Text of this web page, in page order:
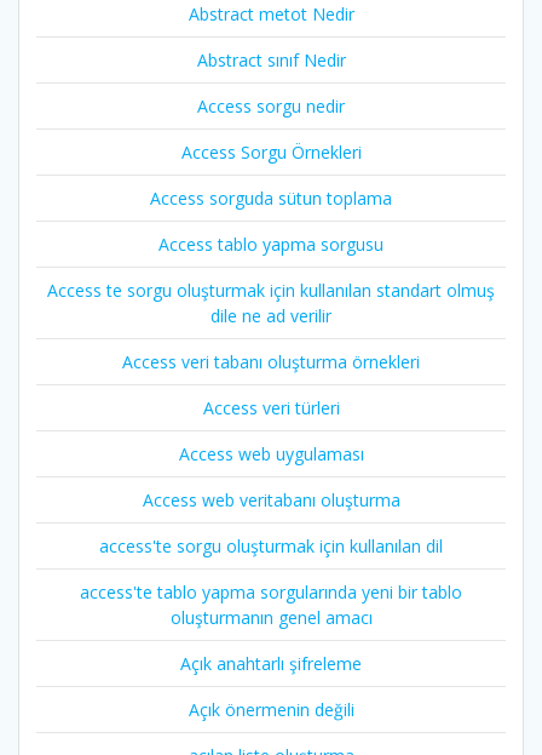
Abstract metot Nedir
Abstract sınıf Nedir
Access sorgu nedir
Access Sorgu Örnekleri
Access sorguda sütun toplama
Access tablo yapma sorgusu
Access te sorgu oluşturmak için kullanılan standart olmuş
dile ne ad verilir
Access veri tabanı oluşturma örnekleri
Access veri türleri
Access web uygulaması
Access web veritabanı oluşturma
access'te sorgu oluşturmak için kullanılan dil
access'te tablo yapma sorgularında yeni bir tablo
oluşturmanın genel amacı
Açık anahtarlı şifreleme
Açık önermenin değili